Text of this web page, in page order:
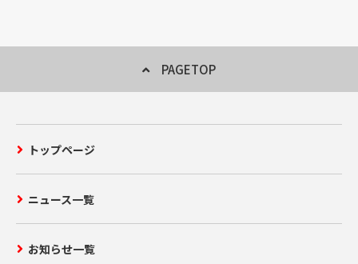
PAGETOP
トップページ
ニュース一覧
お知らせ一覧